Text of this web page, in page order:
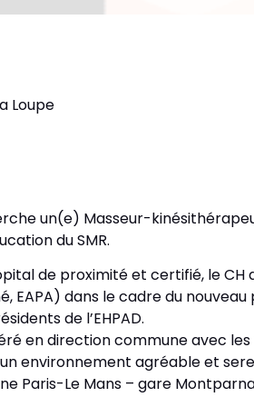
Loupe
un(e) Masseur-
du SMR.
de proximité et certifié, le CH
EAPA) dans le cadre du nouveau
de l’EHPAD.
en direction commune avec les
environnement agréable et
Paris-Le Mans – gare